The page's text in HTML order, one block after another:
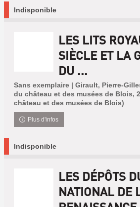
Indisponible
LES LITS
SIÈCLE ET LA
DU ...
Sans exemplaire | Girault, Pierre-
du château et des musées de Blois,
château et des musées de Blois)
Plus d'infos
Indisponible
LES DÉPÔTS
NATIONAL DE